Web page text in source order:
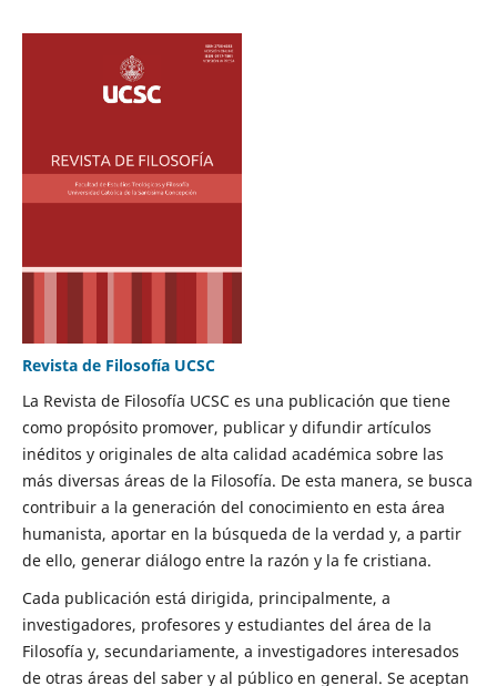
Revista de Filosofía UCSC
La Revista de Filosofía UCSC es una publicación que tiene
como propósito promover, publicar y difundir artículos
inéditos y originales de alta calidad académica sobre las
más diversas áreas de la Filosofía. De esta manera, se busca
contribuir a la generación del conocimiento en esta área
humanista, aportar en la búsqueda de la verdad y, a partir
de ello, generar diálogo entre la razón y la fe cristiana.
Cada publicación está dirigida, principalmente, a
investigadores, profesores y estudiantes del área de la
Filosofía y, secundariamente, a investigadores interesados
de otras áreas del saber y al público en general. Se aceptan